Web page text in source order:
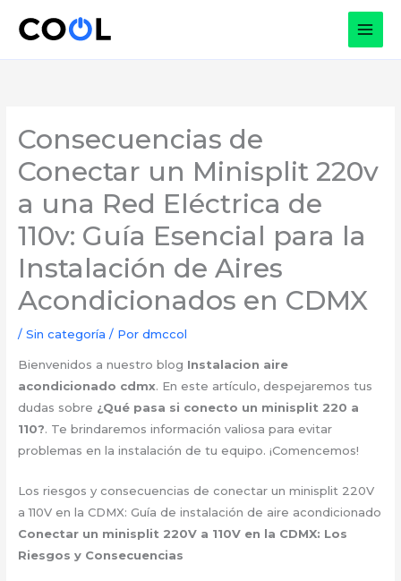
Consecuencias de
Conectar un Minisplit 220v
a una Red Eléctrica de
110v: Guía Esencial para la
Instalación de Aires
Acondicionados en CDMX
/Sin categoría / Pordmccol
Bienvenidos a nuestro blog Instalacion aire
acondicionado cdmx. En este artículo, despejaremos tus
dudas sobre ¿Qué pasa si conecto un minisplit 220 a
110?. Te brindaremos información valiosa para evitar
problemas en la instalación de tu equipo. ¡Comencemos!
Los riesgos y consecuencias de conectar un minisplit 220V
a 110V en la CDMX: Guía de instalación de aire acondicionado
Conectar un minisplit 220V a 110V en la CDMX: Los
Riesgos y Consecuencias